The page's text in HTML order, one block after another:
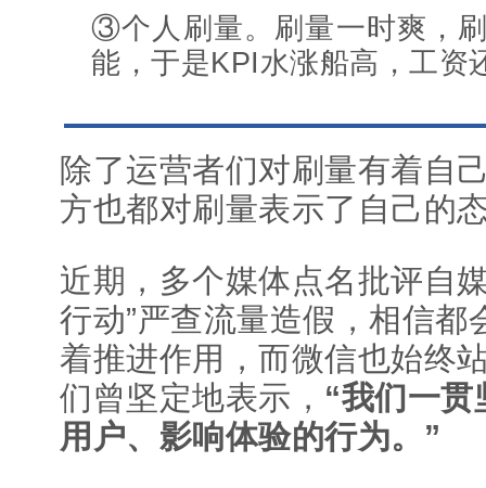
③个人刷量。刷量一时爽，
能，于是KPI水涨船高，工资
除了运营者们对刷量有着自
方也都对刷量表示了自己的
近期，多个媒体点名批评自
行动”严查流量造假，相信
着推进作用，而微信也始终
们曾坚定地表示， “我们一
用户、影响体验的行为。”